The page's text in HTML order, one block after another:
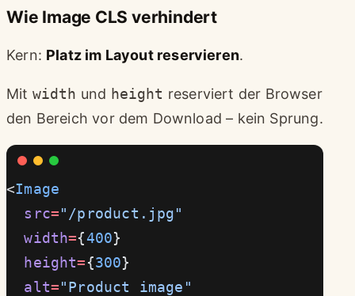
Wie Image CLS verhindert
Kern: Platz im Layout reservieren.
Mit width und height reserviert der Browser
den Bereich vor dem Download – kein Sprung.
<Image
  src
="/product.jpg"
  width
={400}
  height
={300}
  alt
="Product image"